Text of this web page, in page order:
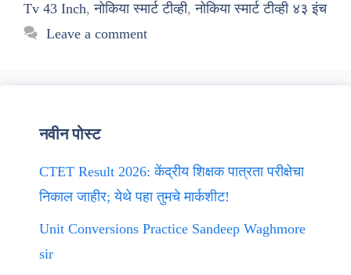
Tv 43 Inch,नोकिया स्मार्ट टीव्ही,नोकिया स्मार्ट टीव्ही ४३ इंच
Leave a comment
नवीन पोस्ट
CTET Result 2026: केंद्रीय शिक्षक पात्रता परीक्षेचा
निकाल जाहीर; येथे पहा तुमचे मार्कशीट!
Unit Conversions Practice Sandeep Waghmore
sir